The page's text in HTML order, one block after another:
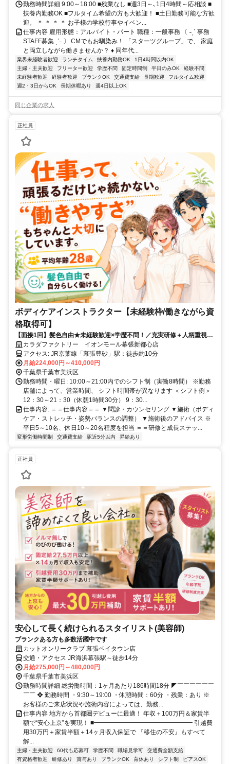
勤務時間詳細 9:00～18:00 ■残業なし ■週3日～､1日4時間～応相談 ■
扶養内勤務OK ■フルタイム希望の方も大歓迎！ ■土日勤務可能な方歓
迎。 ＊ ＊ ＊ ＊ お子様の学校行事やイベン...
仕事内容 雇用形態：アルバイト・パート 職種：一般事務 〔 ˗ˏˋ 事務
STAFF募集 ˎˊ˗ 〕 CMでもお馴染み！ 「スターツグループ」で、 家庭
と両立しながら働きませんか？ ♦ 同年代...
業界未経験者歓迎 ランチタイム 扶養内勤務OK
1日4時間以内OK
主婦・主夫歓迎
フリーター歓迎 学歴不問 固定時間制 平日のみOK
経験不問
未経験者歓迎
経験者歓迎 ブランクOK 交通費支給 長期歓迎
フルタイム歓迎
週2・3日からOK
長期休暇あり 週4日以上OK
同じ企業の求人
正社員
ボディケアインストラクター【未経験枠/働きながら資
格取得可】
【面接1回】髪色自由★未経験歓迎×学歴不問！／充実研修＋人柄重視の
採用！
カラダファクトリー イオンモール幕張新都心店
アクセス: JR京葉線「幕張豊砂」駅：徒歩約10分
月給224,000円～410,000円
千葉県千葉市美浜区
勤務時間・曜日: 10:00～21:00内でのシフト制（実働8時間） ※勤務
店舗によって、営業時間、 シフト時間帯が異なります ＜シフト例＞
12：30～21：30（休憩1時間30分） 9：30...
仕事内容: ＝＝仕事内容＝＝ ▼問診・カウンセリング ▼施術（ボディ
ケア・ストレッチ・姿勢バランスの調整） ▼施術後のアドバイス ※
平日5～10名、休日10～20名程度を担当 ＝＝研修と成長ステッ...
変形労働時間制 交通費支給 駅近5分以内 昇給あり
正社員
安心して長く続けられるスタイリスト(美容師)
ブランクある方も多数活躍中です
カットオンリークラブ 幕張ベイタウン店
交通・アクセス JR海浜幕張駅～徒歩14分
月給275,000円～480,000円
千葉県千葉市美浜区
勤務時間詳細 総労働時間：1ヶ月あたり186時間18分 ◤￣￣￣￣￣￣
￣￣ ❖ 勤務時間 ・9:30～19:00 ・休憩時間：60分 ・残業：あり ※
お客様のご来店状況や施術内容によっては、勤務...
仕事内容 地方から首都圏デビューに最適！ 年収＋100万円＆家賃半
額で“安心上京”を実現！ ■━━━━━━━━━━━━━━━━ 引越費
用30万円＋家賃半額＋14ヶ月収入保証で 『移住の不安』もすべて
解...
主婦・主夫歓迎 60代も応募可 学歴不問 職場見学可
交通費全額支給
有資格者歓迎
研修あり 賞与あり ブランクOK 育休あり シフト制 ピアスOK